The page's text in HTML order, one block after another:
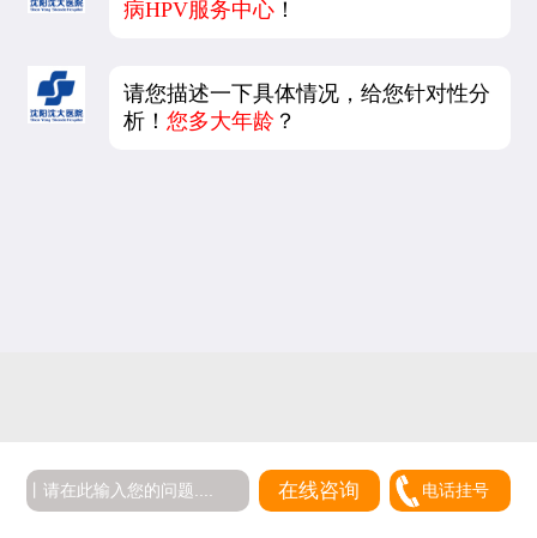
病HPV服务中心 ！
请您描述一下具体情况，给您针对性分
析！您多大年龄 ？
在线咨询 电话挂号
5